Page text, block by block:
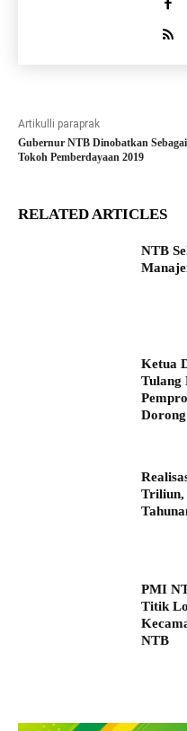
Artikulli paraprak
Gubernur NTB Dinobatkan Sebagai
Tokoh Pemberdayaan 2019
RELATED ARTICLES
NTB
Ketua
Tulang
Triliun,
PMI
Titik
NTB